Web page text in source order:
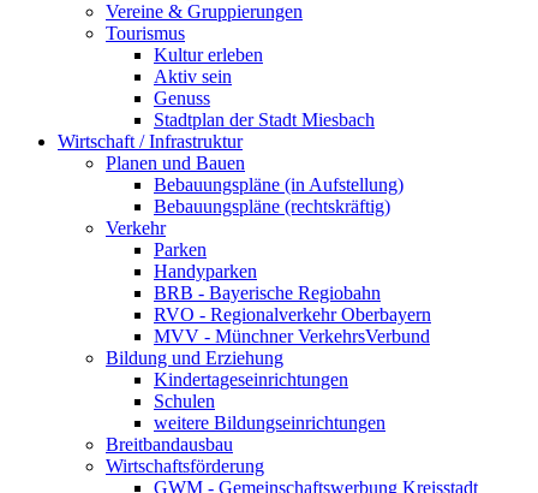
Vereine & Gruppierungen
Tourismus
Kultur erleben
Aktiv sein
Genuss
Stadtplan der Stadt Miesbach
Wirtschaft / Infrastruktur
Planen und Bauen
Bebauungspläne (in Aufstellung)
Bebauungspläne (rechtskräftig)
Verkehr
Parken
Handyparken
BRB - Bayerische Regiobahn
RVO - Regionalverkehr Oberbayern
MVV - Münchner VerkehrsVerbund
Bildung und Erziehung
Kindertageseinrichtungen
Schulen
weitere Bildungseinrichtungen
Breitbandausbau
Wirtschaftsförderung
GWM - Gemeinschaftswerbung Kreisstadt